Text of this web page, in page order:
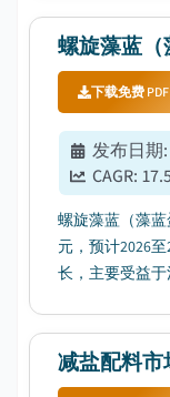
螺旋藻蓝
下载免费 PDF
发布日期:
CAGR:
螺旋藻蓝（藻蓝
元，预计2026
长，主要受益
减盐配料市